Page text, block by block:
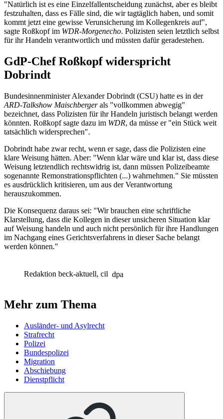
"Natürlich ist es eine Einzelfallentscheidung zunächst, aber es bleibt
festzuhalten, dass es Fälle sind, die wir tagtäglich haben, und somit
kommt jetzt eine gewisse Verunsicherung im Kollegenkreis auf",
sagte Roßkopf im WDR-Morgenecho. Polizisten seien letztlich selbst
für ihr Handeln verantwortlich und müssten dafür geradestehen.
GdP-Chef Roßkopf widerspricht
Dobrindt
Bundesinnenminister Alexander Dobrindt (CSU) hatte es in der
ARD-Talkshow Maischbergerals "vollkommen abwegig"
bezeichnet, dass Polizisten für ihr Handeln juristisch belangt werden
könnten. Roßkopf sagte dazu im WDR, da müsse er "ein Stück weit
tatsächlich widersprechen".
Dobrindt habe zwar recht, wenn er sage, dass die Polizisten eine
klare Weisung hätten. Aber: "Wenn klar wäre und klar ist, dass diese
Weisung letztendlich rechtswidrig ist, dann müssen Polizeibeamte
sogenannte Remonstrationspflichten (...) wahrnehmen." Sie müssten
es ausdrücklich kritisieren, um aus der Verantwortung
herauszukommen.
Die Konsequenz daraus sei: "Wir brauchen eine schriftliche
Klarstellung, dass die Kollegen in dieser unsicheren Situation klar
auf Weisung handeln und auch nicht persönlich für ihre Handlungen
im Nachgang eines Gerichtsverfahrens in dieser Sache belangt
werden können."
Redaktion beck-aktuell, cil dpa
Mehr zum Thema
Ausländer- und Asylrecht
Strafrecht
Polizei
Bundespolizei
Migration
Abschiebung
Dienstpflicht